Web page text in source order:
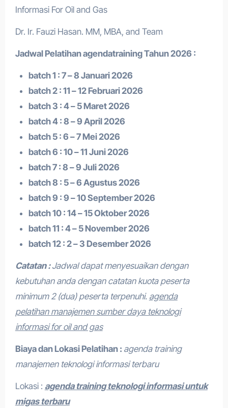
Informasi For Oil and Gas
Dr. Ir. Fauzi Hasan. MM, MBA, and Team
Jadwal Pelatihan agendatrainingTahun 2026 :
batch 1 : 7 – 8 Januari 2026
batch 2 : 11 – 12 Februari 2026
batch 3 : 4 – 5 Maret 2026
batch 4 : 8 – 9 April 2026
batch 5 : 6 – 7 Mei 2026
batch 6 : 10 – 11 Juni 2026
batch 7 : 8 – 9 Juli 2026
batch 8 : 5 – 6 Agustus 2026
batch 9 : 9 – 10 September 2026
batch 10 : 14 – 15 Oktober 2026
batch 11 : 4 – 5 November 2026
batch 12 : 2 – 3 Desember 2026
Catatan :Jadwal dapat menyesuaikan dengan
kebutuhan anda dengan catatan kuota peserta
minimum 2 (dua) peserta terpenuhi. agenda
pelatihan manajemen sumber daya teknologi
informasi for oil and gas
Biaya dan Lokasi Pelatihan : agenda training
manajemen teknologi informasi terbaru
Lokasi : agenda training teknologi informasi untuk
migas terbaru